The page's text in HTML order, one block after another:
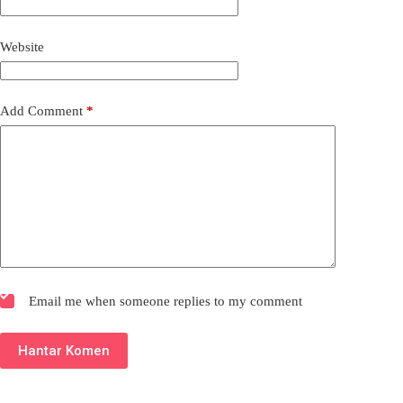
Website
Add Comment *
Email me when someone replies to my comment
Hantar Komen